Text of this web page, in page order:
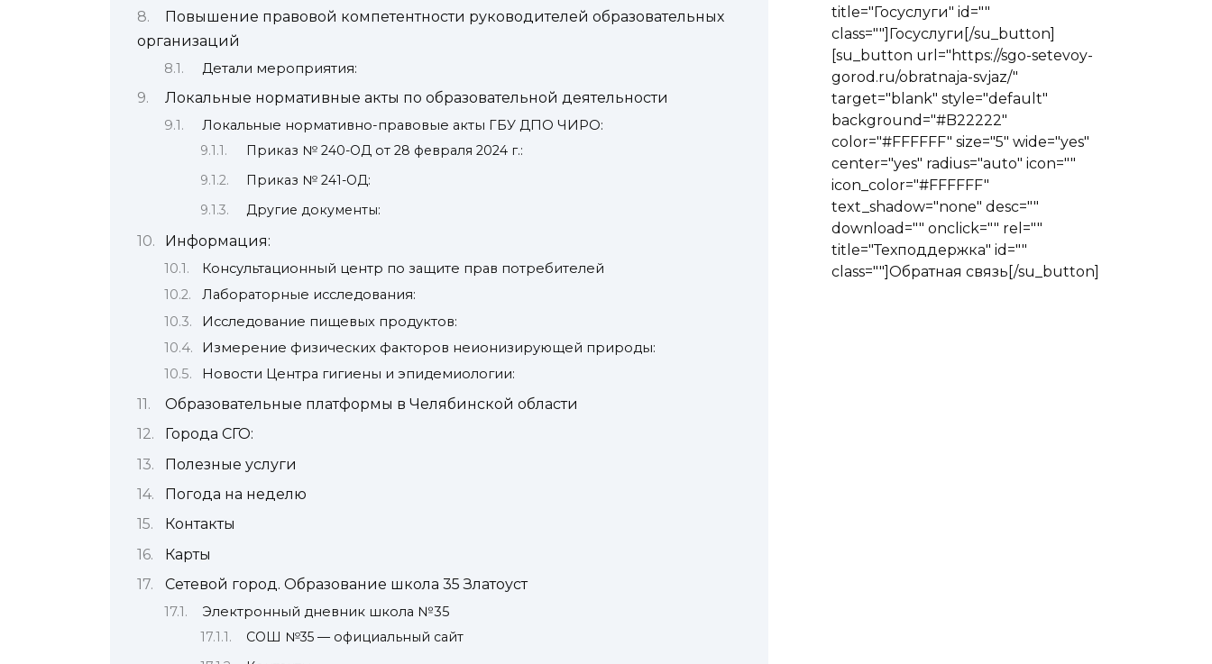
Повышение правовой компетентности руководителей образовательных
организаций
Детали мероприятия:
Локальные нормативные акты по образовательной деятельности
Локальные нормативно-правовые акты ГБУ ДПО ЧИРО:
Приказ № 240-ОД от 28 февраля 2024 г.:
Приказ № 241-ОД:
Другие документы:
Информация:
Консультационный центр по защите прав потребителей
Лабораторные исследования:
Исследование пищевых продуктов:
Измерение физических факторов неионизирующей природы:
Новости Центра гигиены и эпидемиологии:
Образовательные платформы в Челябинской области
Города СГО:
Полезные услуги
Погода на неделю
Контакты
Карты
Сетевой город. Образование школа 35 Златоуст
Электронный дневник школа №35
СОШ №35 — официальный сайт
title="Госуслуги" id=""
class=""]Госуслуги[/su_button]
[su_button url="https://sgo-setevoy-
gorod.ru/obratnaja-svjaz/"
target="blank" style="default"
background="#B22222"
color="#FFFFFF" size="5" wide="yes"
center="yes" radius="auto" icon=""
icon_color="#FFFFFF"
text_shadow="none" desc=""
download="" onclick="" rel=""
title="Техподдержка" id=""
class=""]Обратная связь[/su_button]